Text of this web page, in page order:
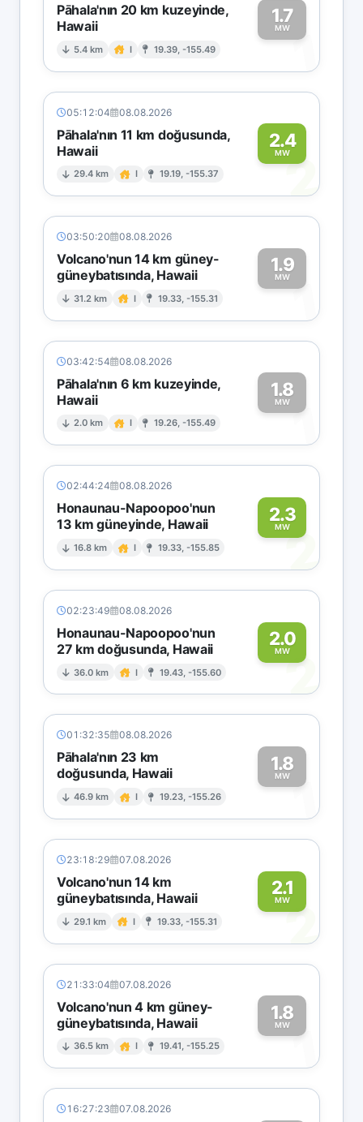
Pāhala'nın 20 km kuzeyinde,
Hawaii
5.4 km I 19.39, -155.49
1.7
MW1
05:12:04 08.08.2026
Pāhala'nın 11 km doğusunda,
Hawaii
29.4 km I 19.19, -155.37
2.4
MW2
03:50:20 08.08.2026
Volcano'nun 14 km güney-
güneybatısında, Hawaii
31.2 km I 19.33, -155.31
1.9
MW1
03:42:54 08.08.2026
Pāhala'nın 6 km kuzeyinde,
Hawaii
2.0 km I 19.26, -155.49
1.8
MW1
02:44:24 08.08.2026
Honaunau-Napoopoo'nun
13 km güneyinde, Hawaii
16.8 km I 19.33, -155.85
2.3
MW2
02:23:49 08.08.2026
Honaunau-Napoopoo'nun
27 km doğusunda, Hawaii
36.0 km I 19.43, -155.60
2.0
MW2
01:32:35 08.08.2026
Pāhala'nın 23 km
doğusunda, Hawaii
46.9 km I 19.23, -155.26
1.8
MW1
23:18:29 07.08.2026
Volcano'nun 14 km
güneybatısında, Hawaii
29.1 km I 19.33, -155.31
2.1
MW
2
21:33:04 07.08.2026
Volcano'nun 4 km güney-
güneybatısında, Hawaii
36.5 km I 19.41, -155.25
1.8
MW1
16:27:23 07.08.2026